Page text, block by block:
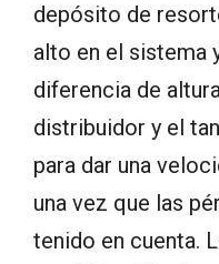
depósito de
alto en el sistema
diferencia de
distribuidor y el
para dar una
una vez que las
tenido en cuenta.